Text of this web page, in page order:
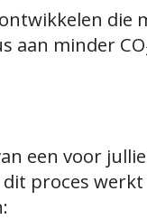
die
aan minder CO
een voor
proces werkt